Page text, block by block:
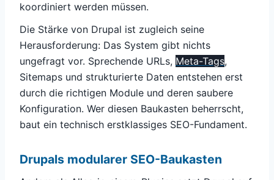
koordiniert werden müssen.
Die Stärke von Drupal ist zugleich seine
Herausforderung: Das System gibt nichts
ungefragt vor. Sprechende URLs, Meta-Tags,
Sitemaps und strukturierte Daten entstehen erst
durch die richtigen Module und deren saubere
Konfiguration. Wer diesen Baukasten beherrscht,
baut ein technisch erstklassiges SEO-Fundament.
Drupals modularer SEO-Baukasten